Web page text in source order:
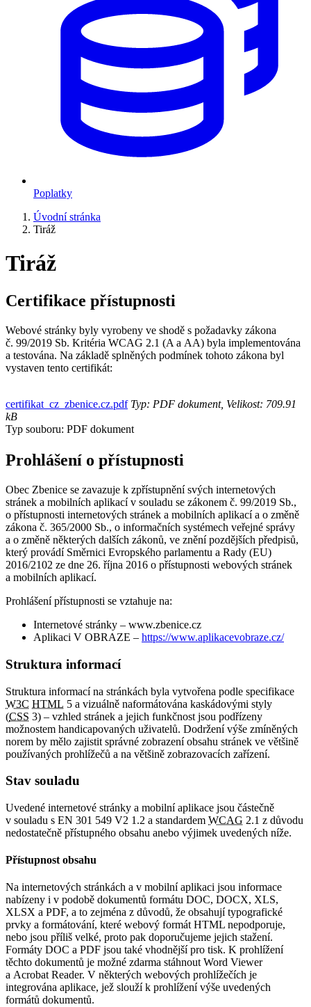
Poplatky
Úvodní stránka
Tiráž
Tiráž
Certifikace přístupnosti
Webové stránky byly vyrobeny ve shodě s požadavky zákona
č. 99/2019 Sb. Kritéria WCAG 2.1 (A a AA) byla implementována
a testována. Na základě splněných podmínek tohoto zákona byl
vystaven tento certifikát:
certifikat_cz_zbenice.cz.pdfTyp: PDF dokument, Velikost: 709.91
kB
Typ souboru: PDF dokument
Prohlášení o přístupnosti
Obec Zbenice se zavazuje k zpřístupnění svých internetových
stránek a mobilních aplikací v souladu se zákonem č. 99/2019 Sb.,
o přístupnosti internetových stránek a mobilních aplikací a o změně
zákona č. 365/2000 Sb., o informačních systémech veřejné správy
a o změně některých dalších zákonů, ve znění pozdějších předpisů,
který provádí Směrnici Evropského parlamentu a Rady (EU)
2016/2102 ze dne 26. října 2016 o přístupnosti webových stránek
a mobilních aplikací.
Prohlášení přístupnosti se vztahuje na:
Internetové stránky – www.zbenice.cz
Aplikaci V OBRAZE – https://www.aplikacevobraze.cz/
Struktura informací
Struktura informací na stránkách byla vytvořena podle specifikace
W3C HTML 5 a vizuálně naformátována kaskádovými styly
(CSS 3) – vzhled stránek a jejich funkčnost jsou podřízeny
možnostem handicapovaných uživatelů. Dodržení výše zmíněných
norem by mělo zajistit správné zobrazení obsahu stránek ve většině
používaných prohlížečů a na většině zobrazovacích zařízení.
Stav souladu
Uvedené internetové stránky a mobilní aplikace jsou částečně
v souladu s EN 301 549 V2 1.2 a standardem WCAG 2.1 z důvodu
nedostatečně přístupného obsahu anebo výjimek uvedených níže.
Přístupnost obsahu
Na internetových stránkách a v mobilní aplikaci jsou informace
nabízeny i v podobě dokumentů formátu DOC, DOCX, XLS,
XLSX a PDF, a to zejména z důvodů, že obsahují typografické
prvky a formátování, které webový formát HTML nepodporuje,
nebo jsou příliš velké, proto pak doporučujeme jejich stažení.
Formáty DOC a PDF jsou také vhodnější pro tisk. K prohlížení
těchto dokumentů je možné zdarma stáhnout Word Viewer
a Acrobat Reader. V některých webových prohlížečích je
integrována aplikace, jež slouží k prohlížení výše uvedených
formátů dokumentů.